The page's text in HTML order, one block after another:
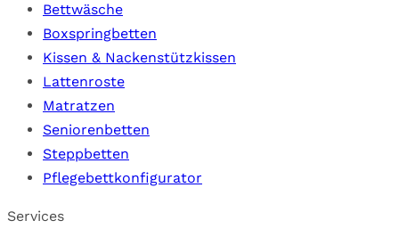
Bettwäsche
Boxspringbetten
Kissen & Nackenstützkissen
Lattenroste
Matratzen
Seniorenbetten
Steppbetten
Pflegebettkonfigurator
Services